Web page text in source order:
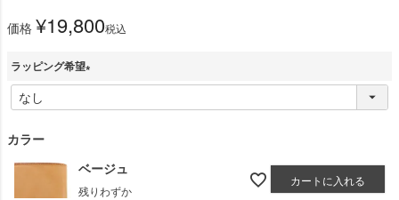
価格 ¥19,800税込
ラッピング希望
必
カラー
ベージュ
残りわずか
カートに入れる